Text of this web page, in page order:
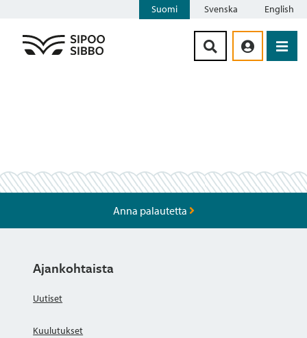
Suomi Svenska English
Anna palautetta
Ajankohtaista
Uutiset
Kuulutukset